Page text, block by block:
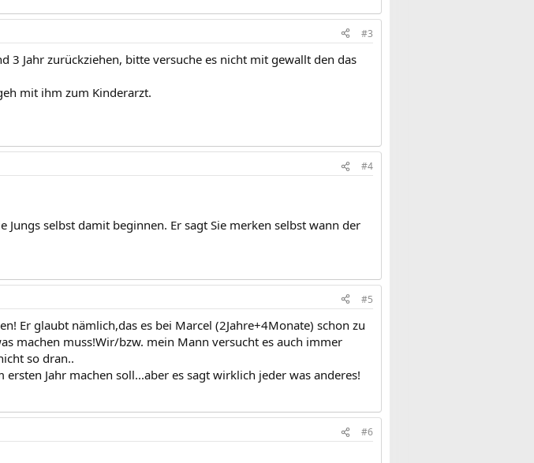
#3
3 Jahr zurückziehen, bitte versuche es nicht mit gewallt den das
mit ihm zum Kinderarzt.
#4
selbst damit beginnen. Er sagt Sie merken selbst wann der
#5
Er glaubt nämlich,das es bei Marcel (2Jahre+4Monate) schon zu
machen muss!Wir/bzw. mein Mann versucht es auch immer
so dran..
Jahr machen soll...aber es sagt wirklich jeder was anderes!
#6